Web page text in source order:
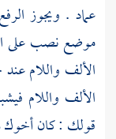
عماد . ويجوز
موضع نصب على
الألف واللام
الألف واللام
قولك : كان أخوك